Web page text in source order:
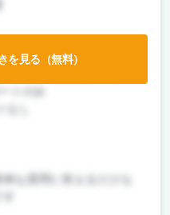
を見る（無料）